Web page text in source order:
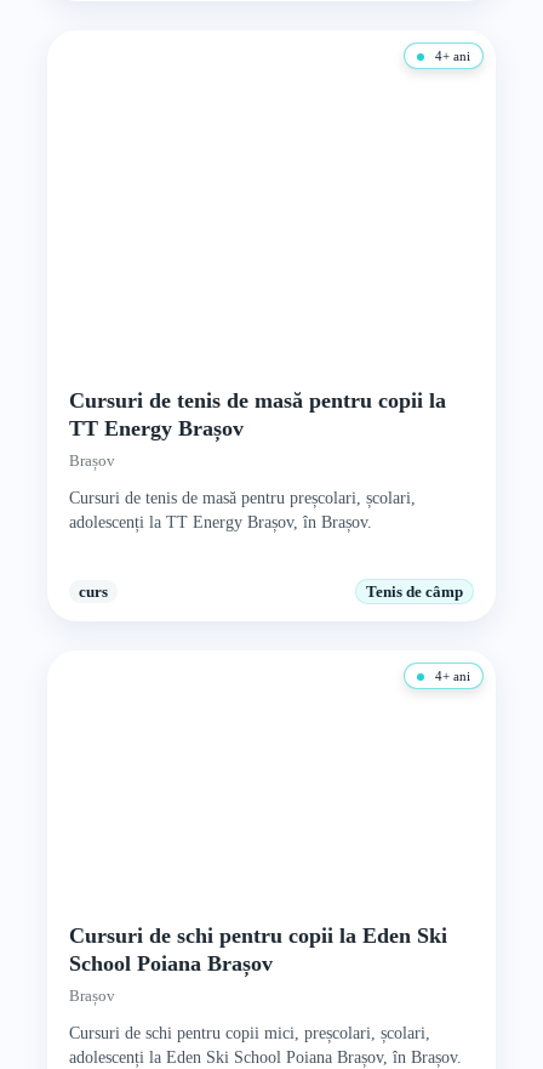
4+ ani
Cursuri de tenis de masă pentru copii la
TT Energy Brașov
Brașov
Cursuri de tenis de masă pentru preșcolari, școlari,
adolescenți la TT Energy Brașov, în Brașov.
curs Tenis de câmp
4+ ani
Cursuri de schi pentru copii la Eden Ski
School Poiana Brașov
Brașov
Cursuri de schi pentru copii mici, preșcolari, școlari,
adolescenți la Eden Ski School Poiana Brașov, în Brașov.